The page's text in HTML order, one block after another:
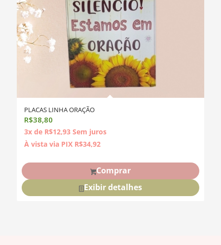
PLACAS LINHA ORAÇÃO
R$38,80
3x de R$12,93 Sem juros
À vista via PIX R$34,92
Comprar
Exibir detalhes